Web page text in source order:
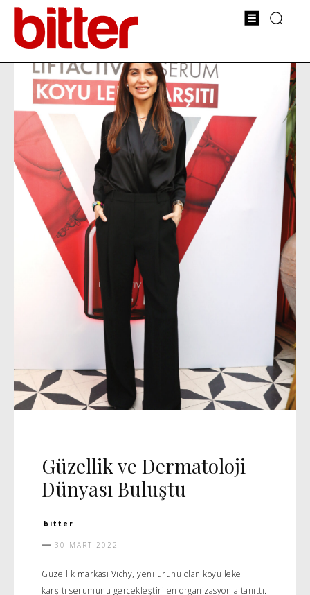
Güzellik ve Dermatoloji
Dünyası Buluştu
bitter
30 MART 2022
Güzellik markası Vichy, yeni ürünü olan koyu leke
karşıtı serumunu gerçekleştirilen organizasyonla tanıttı.